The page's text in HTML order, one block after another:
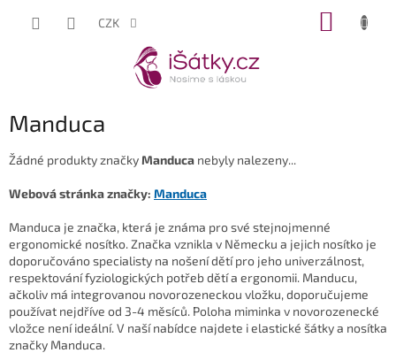
CZK
Manduca
Žádné produkty značkyManduca nebyly nalezeny...
Webová stránka značky: Manduca
Manduca je značka, která je známa pro své stejnojmenné
ergonomické nosítko. Značka vznikla v Německu a jejich nosítko je
doporučováno specialisty na nošení dětí pro jeho univerzálnost,
respektování fyziologických potřeb dětí a ergonomii. Manducu,
ačkoliv má integrovanou novorozeneckou vložku, doporučujeme
používat nejdříve od 3-4 měsíců. Poloha miminka v novorozenecké
vložce není ideální. V naší nabídce najdete i elastické šátky a nosítka
značky Manduca.